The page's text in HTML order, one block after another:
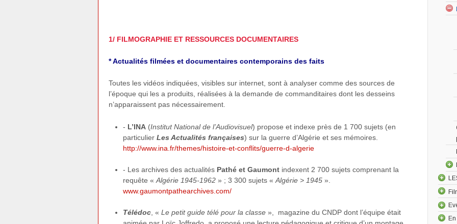
1/ FILMOGRAPHIE ET RESSOURCES DOCUMENTAIRES
* Actualités filmées et documentaires contemporains des faits
Toutes les vidéos indiquées, visibles sur internet, sont à analyser comme des sources de
l’époque qui les a produits, réalisées à la demande de commanditaires dont les desseins
n’apparaissent pas nécessairement.
- L’INA (Institut National de l’Audiovisuel) propose et indexe près de 1 700 sujets (en
particulier Les Actualités françaises) sur la guerre d’Algérie et ses mémoires.
http://www.ina.fr/themes/histoire-et-conflits/guerre-d-algerie
- Les archives des actualités Pathé et Gaumont indexent 2 700 sujets comprenant la
requête « Algérie 1945-1962 » ; 3 300 sujets « Algérie > 1945 ».
www.gaumontpathearchives.com/
Télédoc , « Le petit guide télé pour la classe », magazine du CNDP dont l’équipe était